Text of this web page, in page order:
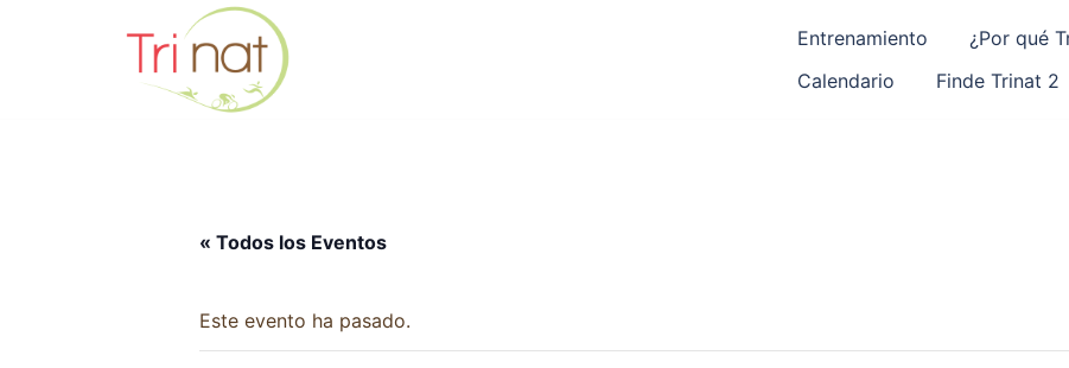
Entrenamiento ¿Por qué
Calendario
Finde Trinat 2
« Todos los Eventos
Este evento ha pasado.